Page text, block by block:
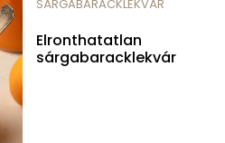
SÁRGABARACKLEKVÁR
Elronthatatlan
sárgabaracklekvár